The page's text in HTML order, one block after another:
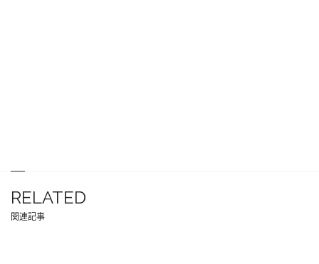
RELATED
関連記事